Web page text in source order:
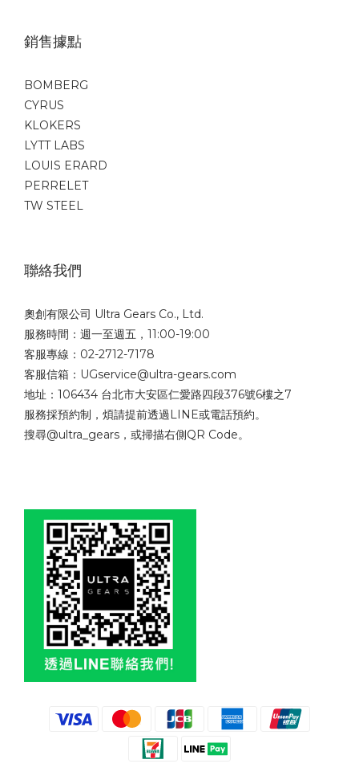
銷售據點
BOMBERG
CYRUS
KLOKERS
LYTT LABS
LOUIS ERARD
PERRELET
TW STEEL
聯絡我們
奧創有限公司 Ultra Gears Co., Ltd.
服務時間：週一至週五，11:00-19:00
客服專線：02-2712-7178
客服信箱：UGservice@ultra-gears.com
地址：106434 台北市大安區仁愛路四段376號6樓之7
服務採預約制，煩請提前透過LINE或電話預約。
搜尋@ultra_gears，或掃描右側QR Code。